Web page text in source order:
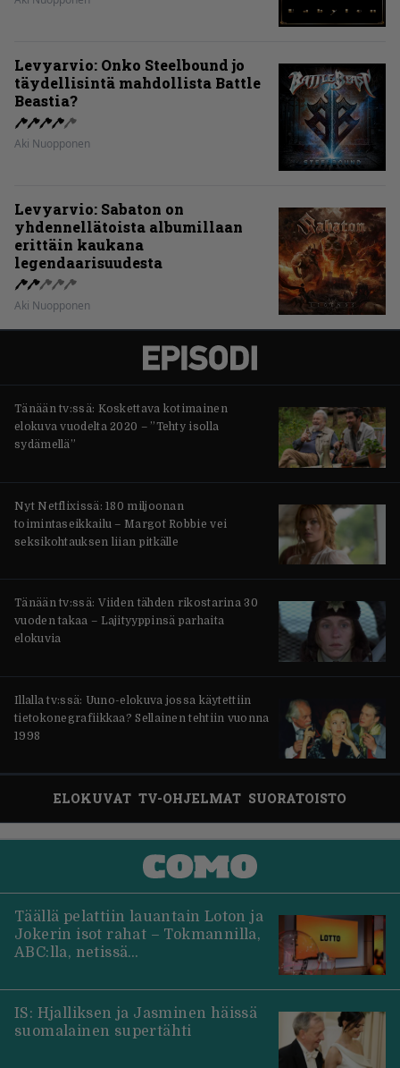
Levyarvio: Onko Steelbound jo
täydellisintä mahdollista Battle
Beastia?
Aki Nuopponen
Levyarvio: Sabaton on
yhdennellätoista albumillaan
erittäin kaukana
legendaarisuudesta
Aki Nuopponen
Tänään tv:ssä: Koskettava kotimainen
elokuva vuodelta 2020 – ”Tehty isolla
sydämellä”
Nyt Netflixissä: 180 miljoonan
toimintaseikkailu – Margot Robbie vei
seksikohtauksen liian pitkälle
Tänään tv:ssä: Viiden tähden rikostarina 30
vuoden takaa – Lajityyppinsä parhaita
elokuvia
Illalla tv:ssä: Uuno-elokuva jossa käytettiin
tietokonegrafiikkaa? Sellainen tehtiin vuonna
1998
ELOKUVAT TV-OHJELMAT SUORATOISTO
Täällä pelattiin lauantain Loton ja
Jokerin isot rahat – Tokmannilla,
ABC:lla, netissä…
IS: Hjalliksen ja Jasminen häissä
suomalainen supertähti